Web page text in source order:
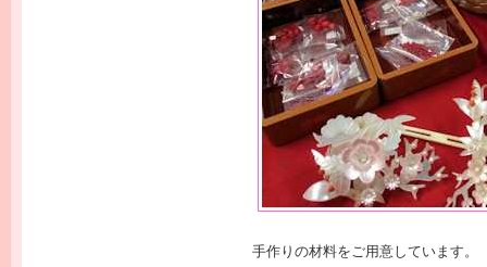
手作りの材料をご用意しています。